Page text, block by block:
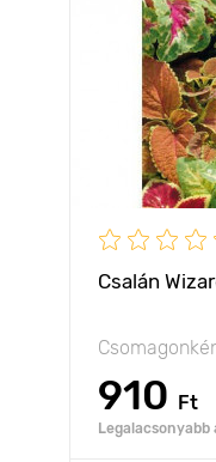
Csalán
910 Ft